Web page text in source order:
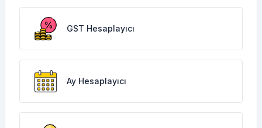
GST Hesaplayıcı
Ay Hesaplayıcı